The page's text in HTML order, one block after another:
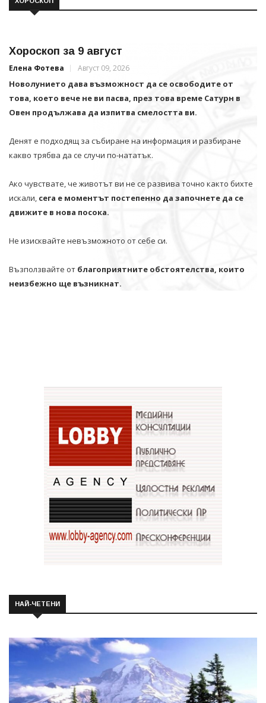
Хороскоп за 9 август
Елена Фотева Август 09, 2026
Новолунието дава възможност да се освободите от
това, което вече не ви пасва, през това време Сатурн в
Овен продължава да изпитва смелостта ви.
Денят е подходящ за събиране на информация и разбиране
какво трябва да се случи по-нататък.
Ако чувствате, че животът ви не се развива точно както бихте
искали, сега е моментът постепенно да започнете да се
движите в нова посока.
Не изисквайте невъзможното от себе си.
Възползвайте от благоприятните обстоятелства, които
неизбежно ще възникнат.
НАЙ-ЧЕТЕНИ